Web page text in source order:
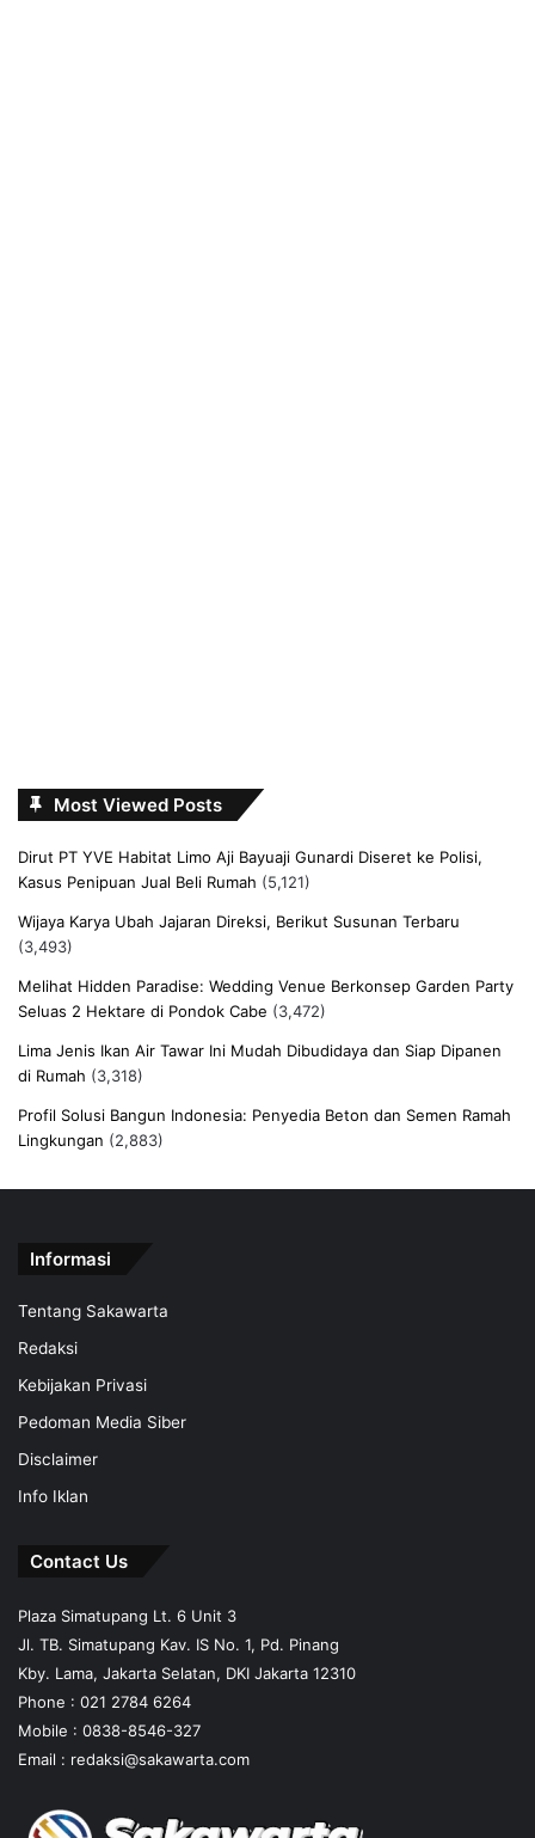
Most Viewed Posts
Dirut PT YVE Habitat Limo Aji Bayuaji Gunardi Diseret ke Polisi,
Kasus Penipuan Jual Beli Rumah (5,121)
Wijaya Karya Ubah Jajaran Direksi, Berikut Susunan Terbaru
(3,493)
Melihat Hidden Paradise: Wedding Venue Berkonsep Garden Party
Seluas 2 Hektare di Pondok Cabe (3,472)
Lima Jenis Ikan Air Tawar Ini Mudah Dibudidaya dan Siap Dipanen
di Rumah (3,318)
Profil Solusi Bangun Indonesia: Penyedia Beton dan Semen Ramah
Lingkungan (2,883)
Informasi
Tentang Sakawarta
Redaksi
Kebijakan Privasi
Pedoman Media Siber
Disclaimer
Info Iklan
Contact Us
Plaza Simatupang Lt. 6 Unit 3
Jl. TB. Simatupang Kav. IS No. 1, Pd. Pinang
Kby. Lama, Jakarta Selatan, DKI Jakarta 12310
Phone : 021 2784 6264
Mobile : 0838-8546-327
Email : redaksi@sakawarta.com